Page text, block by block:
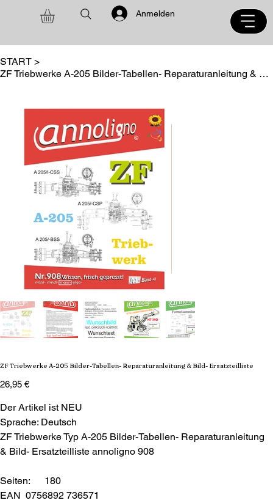
Anmelden
START >
ZF Triebwerke A-205 Bilder-Tabellen- Reparaturanleitung & Bild- Ersatzteilliste
ZF Triebwerke A-205 Bilder-Tabellen- Reparaturanleitung & Bild- Ersatzteilliste
Preis
26,95 €
Der Artikel ist NEU
Sprache: Deutsch
ZF Triebwerke Typ A-205 Bilder-Tabellen- Reparaturanleitung
& Bild- Ersatzteilliste annoligno 908
Seiten: 180
EAN 0756892 736571